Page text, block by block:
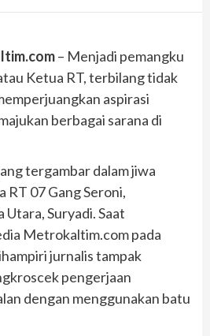
– Menjadi pemangku
Ketua RT, terbilang tidak
aspirasi
berbagai sarana di
tergambar dalam jiwa
RT 07 Gang Seroni,
Suryadi. Saat
Metrokaltim.com pada
jurnalis tampak
pengerjaan
dengan menggunakan batu